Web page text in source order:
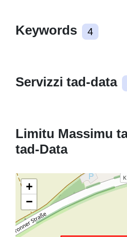
Keywords 4
Servizzi tad-data
Limitu Massimu
tad-Data
+
−